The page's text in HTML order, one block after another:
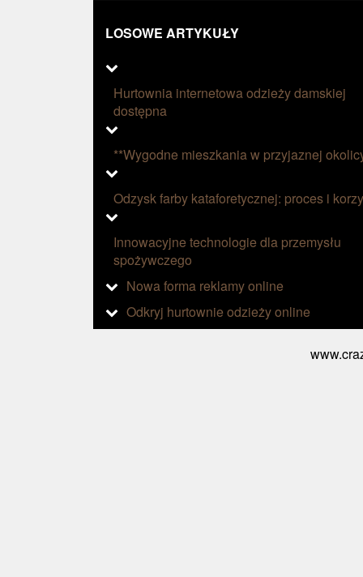
LOSOWE ARTYKUŁY
Hurtownia internetowa odzieży damskiej
dostępna
**Wygodne mieszkania w przyjaznej
Odzysk farby kataforetycznej: proces i
Innowacyjne technologie dla przemysłu
spożywczego
Nowa forma reklamy online
Odkryj hurtownie odzieży online